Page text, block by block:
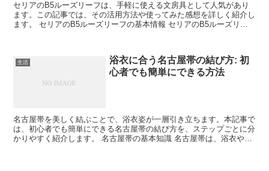
セリアのB5ルーズリーフは、手軽に使える文房具として人気があり
ます。この記事では、その活用方法や使ってみた感想を詳しく紹介し
ます。 セリアのB5ルーズリーフの基本情報 セリアのB5ルーズリー
生活
浴衣に合う名古屋帯の結び方: 初
心者でも簡単にできる方法
名古屋帯を美しく結ぶことで、浴衣姿が一層引き立ちます。本記事で
は、初心者でも簡単にできる名古屋帯の結び方を、ステップごとに分
かりやすく紹介します。 名古屋帯の基本知識 名古屋帯は、浴衣や着